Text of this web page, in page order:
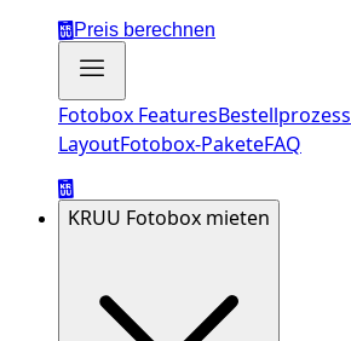
Preis berechnen
Fotobox FeaturesBestellprozess
LayoutFotobox-PaketeFAQ
KRUU Fotobox mieten